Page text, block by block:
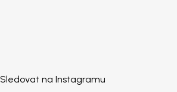
Sledovat na Instagramu